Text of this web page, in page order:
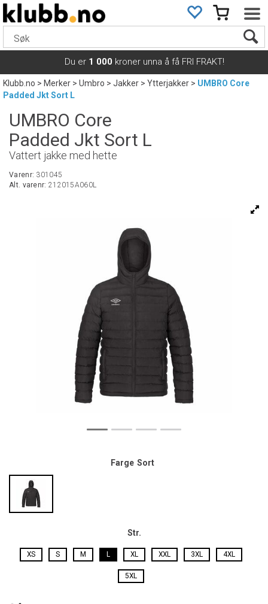
Du er 1 000 kroner unna å få FRI FRAKT!
Klubb.no>Merker>Umbro>Jakker>Ytterjakker>UMBRO Core
Padded Jkt Sort L
UMBRO Core
Padded Jkt Sort L
Vattert jakke med hette
Varenr: 301045
Alt. varenr: 212015A060L
Farge Sort
Str.
XS S M L XL XXL 3XL 4XL
5XL